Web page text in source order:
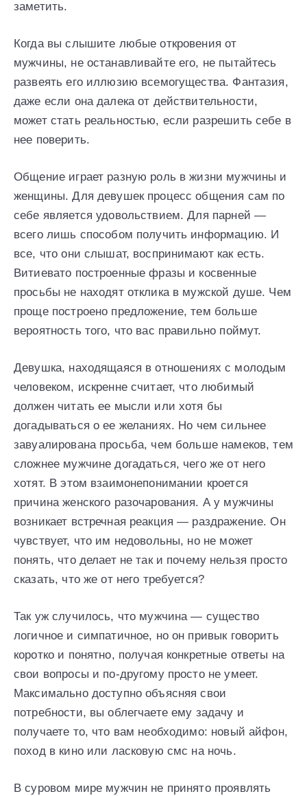
заметить.
Когда вы слышите любые откровения от
мужчины, не останавливайте его, не пытайтесь
развеять его иллюзию всемогущества. Фантазия,
даже если она далека от действительности,
может стать реальностью, если разрешить себе в
нее поверить.
Общение играет разную роль в жизни мужчины и
женщины. Для девушек процесс общения сам по
себе является удовольствием. Для парней —
всего лишь способом получить информацию. И
все, что они слышат, воспринимают как есть.
Витиевато построенные фразы и косвенные
просьбы не находят отклика в мужской душе. Чем
проще построено предложение, тем больше
вероятность того, что вас правильно поймут.
Девушка, находящаяся в отношениях с молодым
человеком, искренне считает, что любимый
должен читать ее мысли или хотя бы
догадываться о ее желаниях. Но чем сильнее
завуалирована просьба, чем больше намеков, тем
сложнее мужчине догадаться, чего же от него
хотят. В этом взаимонепонимании кроется
причина женского разочарования. А у мужчины
возникает встречная реакция — раздражение. Он
чувствует, что им недовольны, но не может
понять, что делает не так и почему нельзя просто
сказать, что же от него требуется?
Так уж случилось, что мужчина — существо
логичное и симпатичное, но он привык говорить
коротко и понятно, получая конкретные ответы на
свои вопросы и по-другому просто не умеет.
Максимально доступно объясняя свои
потребности, вы облегчаете ему задачу и
получаете то, что вам необходимо: новый айфон,
поход в кино или ласковую смс на ночь.
В суровом мире мужчин не принято проявлять